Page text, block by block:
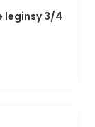
leginsy 3/4